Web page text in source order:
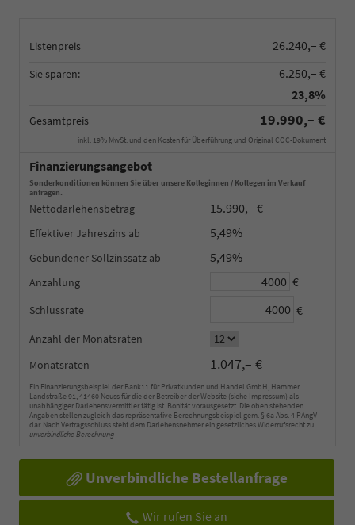
Listenpreis 26.240,– €
Sie sparen:
6.250,– €
23,8%
Gesamtpreis 19.990,– €
inkl. 19% MwSt. und den Kosten für Überführung und Original COC-Dokument
Finanzierungsangebot
Sonderkonditionen können Sie über unsere Kolleginnen / Kollegen im Verkauf
anfragen.
Nettodarlehensbetrag 15.990,– €
Effektiver Jahreszins 5,49%
Gebundener Sollzinssatz 5,49%
Anzahlung €
Schlussrate €
Anzahl der Monatsraten
Monatsraten
1.047,– €
Ein Finanzierungsbeispiel der Bank11 für Privatkunden und Handel GmbH, Hammer
Landstraße 91, 41460 Neuss für die der Betreiber der Website (siehe Impressum) als
unabhängiger Darlehensvermittler tätig ist. Bonität vorausgesetzt. Die oben stehenden
Angaben stellen zugleich das repräsentative Berechnungsbeispiel gem. § 6a Abs. 4 PAngV
dar. Nach Vertragsschluss steht dem Darlehensnehmer ein gesetzliches Widerrufsrecht zu.
unverbindliche Berechnung
Unverbindliche Bestellanfrage
Wir rufen Sie an